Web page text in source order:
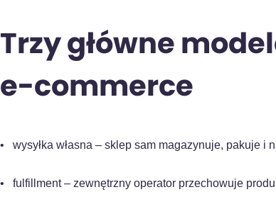
Trzy główne
e-commerce
• wysyłka własna – sklep sam magazynuje, pakuje i
• fulfillment – zewnętrzny operator przechowuje